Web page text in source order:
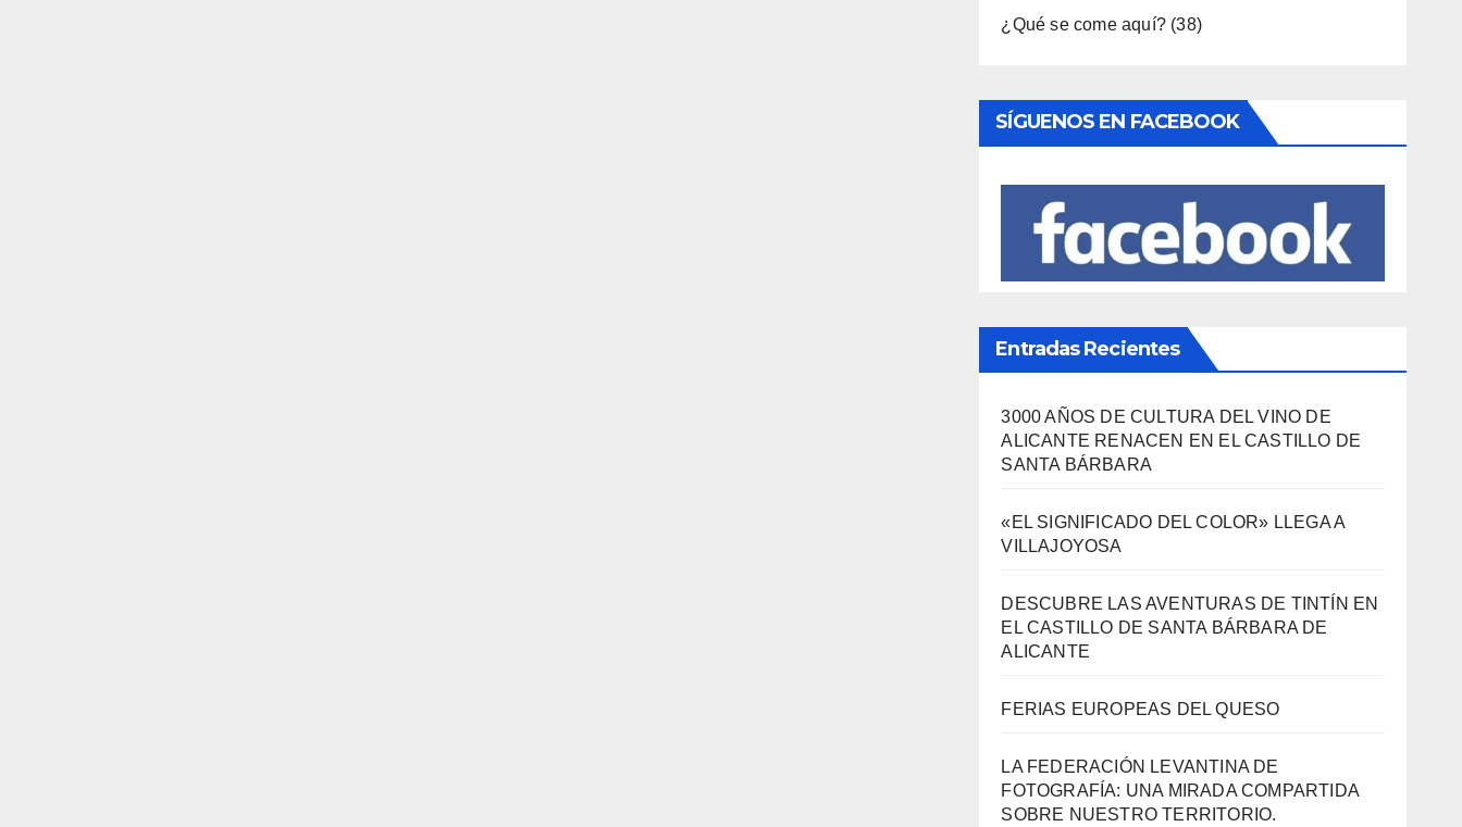
¿Qué se come aquí?(38)
SÍGUENOS EN FACEBOOK
Entradas Recientes
3000 AÑOS DE CULTURA DEL VINO DE
ALICANTE RENACEN EN EL CASTILLO DE
SANTA BÁRBARA
«EL SIGNIFICADO DEL COLOR» LLEGA A
VILLAJOYOSA
DESCUBRE LAS AVENTURAS DE TINTÍN EN
EL CASTILLO DE SANTA BÁRBARA DE
ALICANTE
FERIAS EUROPEAS DEL QUESO
LA FEDERACIÓN LEVANTINA DE
FOTOGRAFÍA: UNA MIRADA COMPARTIDA
SOBRE NUESTRO TERRITORIO.